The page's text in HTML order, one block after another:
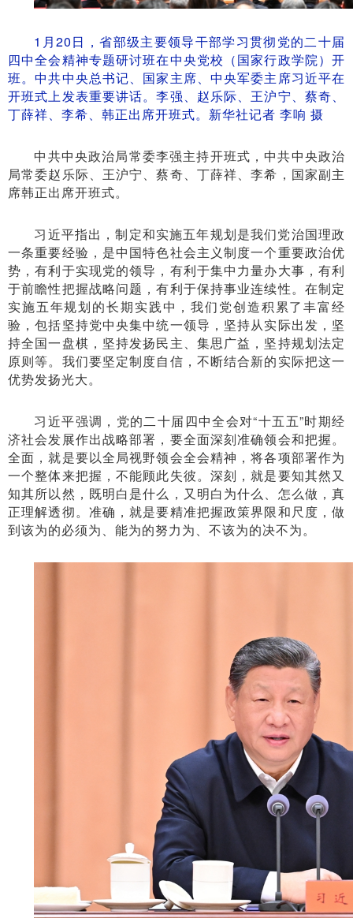
1月20日，省部级主要领导干部学习贯彻党的二十届
四中全会精神专题研讨班在中央党校（国家行政学院）开
班。中共中央总书记、国家主席、中央军委主席习近平在
开班式上发表重要讲话。李强、赵乐际、王沪宁、蔡奇、
丁薛祥、李希、韩正出席开班式。新华社记者 李响 摄
中共中央政治局常委李强主持开班式，中共中央政治
局常委赵乐际、王沪宁、蔡奇、丁薛祥、李希，国家副主
席韩正出席开班式。
习近平指出，制定和实施五年规划是我们党治国理政
一条重要经验，是中国特色社会主义制度一个重要政治优
势，有利于实现党的领导，有利于集中力量办大事，有利
于前瞻性把握战略问题，有利于保持事业连续性。在制定
实施五年规划的长期实践中，我们党创造积累了丰富经
验，包括坚持党中央集中统一领导，坚持从实际出发，坚
持全国一盘棋，坚持发扬民主、集思广益，坚持规划法定
原则等。我们要坚定制度自信，不断结合新的实际把这一
优势发扬光大。
习近平强调，党的二十届四中全会对“十五五”时期经
济社会发展作出战略部署，要全面深刻准确领会和把握。
全面，就是要以全局视野领会全会精神，将各项部署作为
一个整体来把握，不能顾此失彼。深刻，就是要知其然又
知其所以然，既明白是什么，又明白为什么、怎么做，真
正理解透彻。准确，就是要精准把握政策界限和尺度，做
到该为的必须为、能为的努力为、不该为的决不为。